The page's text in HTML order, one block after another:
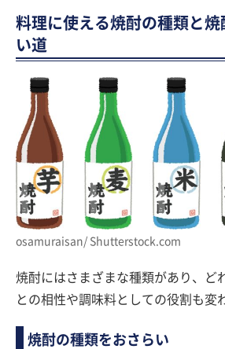
料理に使える焼酎の種類と
い道
osamuraisan/ Shutterstock.com
焼酎にはさまざまな種類があり、ど
との相性や調味料としての役割も変
焼酎の種類をおさらい